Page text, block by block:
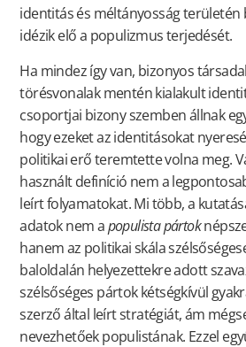
identitás és méltányosság területén
idézik elő a populizmus terjedését.
Ha mindez így van, bizonyos
törésvonalak mentén kialakult
csoportjai bizony szemben állnak
hogy ezeket az identitásokat
politikai erő teremtette volna meg.
használt definíció nem a
leírt folyamatokat. Mi több, a
adatok nem apopulista pártok
hanem az politikai skála
baloldalán helyezettekre adott
szélsőséges pártok kétségkívül
szerző által leírt stratégiát, ám
nevezhetőek populistának. Ezzel